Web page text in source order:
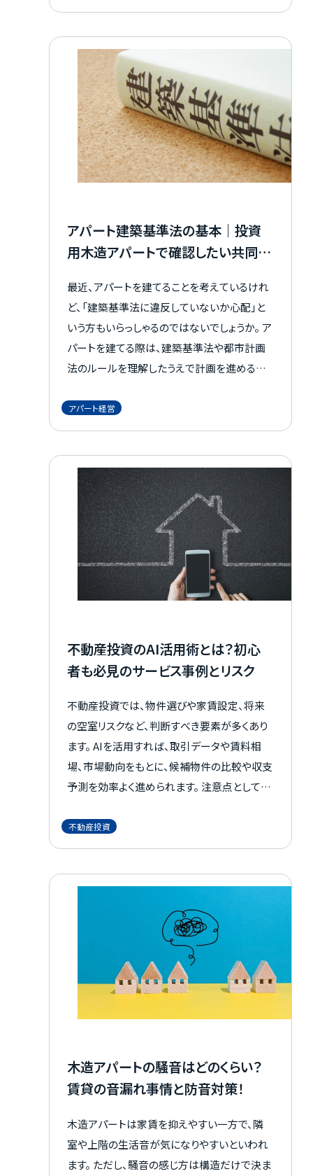
簿管理の負担も大きくなります。 また、法人化
や承継で迷うこともあるでしょう。 この記事で
は、不動産貸付における事業的規模の考え方
や、個人でアパート経営を行う際のメリット、注
意点、開業時の手続きまでを解説します。 アパ
ート経営においては、個人としての運用が適し
ているかどうかをしっかりと理解することが重
要なので、ぜひ参考にしてください。
アパート建築基準法の基本｜投資
用木造アパートで確認したい共同住
最近、アパートを建てることを考えているけれ
ど、「建築基準法に違反していないか心配」と
いう方もいらっしゃるのではないでしょうか。 ア
パートを建てる際は、建築基準法や都市計画
法のルールを理解したうえで計画を進めるこ
さえたい建築基準法の基本と、計画前に確認
すべきポイントを解説します。 法律に則った建
で、ぜひ参考にしてみてください。
アパート経営
不動産投資のAI活用術とは？初心
者も必見のサービス事例とリスク
不動産投資では、物件選びや家賃設定、将来
の空室リスクなど、判断すべき要素が多くあり
ます。 AIを活用すれば、取引データや賃料相
場、市場動向をもとに、候補物件の比較や収支
予測を効率よく進められます。 注意点として
ティ面の確認も欠かせないことです。 経験や勘
だけに頼らず判断材料を整理できる一方、現
事では、不動産投資でAIを使うメリットや活用
事例、注意点、初心者が取り入れるコツをわか
産投資について正しい知識を身につけて、納
得できる一歩を踏み出しましょう。
不動産投資
木造アパートの騒音はどのくらい？
賃貸の音漏れ事情と防音対策！
木造アパートは家賃を抑えやすい一方で、隣
室や上階の生活音が気になりやすいといわれ
ます。 ただし、騒音の感じ方は構造だけで決ま